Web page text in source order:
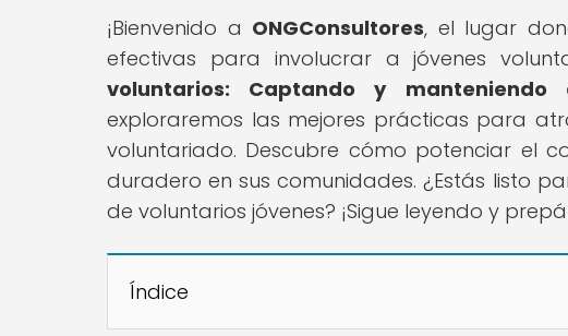
¡Bienvenido a ONGConsultores, el lugar
efectivas para involucrar a jóvenes
voluntarios: Captando y
exploraremos las mejores prácticas para
voluntariado. Descubre cómo potenciar el
duradero en sus comunidades. ¿Estás listo
de voluntarios jóvenes? ¡Sigue leyendo y
Índice